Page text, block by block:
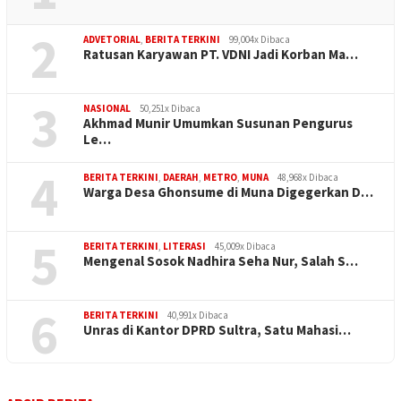
2
ADVETORIAL, BERITA TERKINI 99,004x Dibaca
Ratusan Karyawan PT. VDNI Jadi Korban Ma…
3 NASIONAL 50,251x Dibaca
Akhmad Munir Umumkan Susunan Pengurus
Le…
4 BERITA TERKINI, DAERAH, METRO, MUNA 48,968x Dibaca
Warga Desa Ghonsume di Muna Digegerkan D…
5 BERITA TERKINI, LITERASI 45,009x Dibaca
Mengenal Sosok Nadhira Seha Nur, Salah S…
6 BERITA TERKINI 40,991x Dibaca
Unras di Kantor DPRD Sultra, Satu Mahasi…